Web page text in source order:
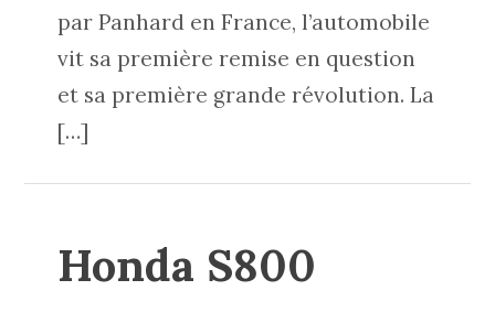
par Panhard en France, l’automobile
vit sa première remise en question
et sa première grande révolution. La
[…]
Honda S800